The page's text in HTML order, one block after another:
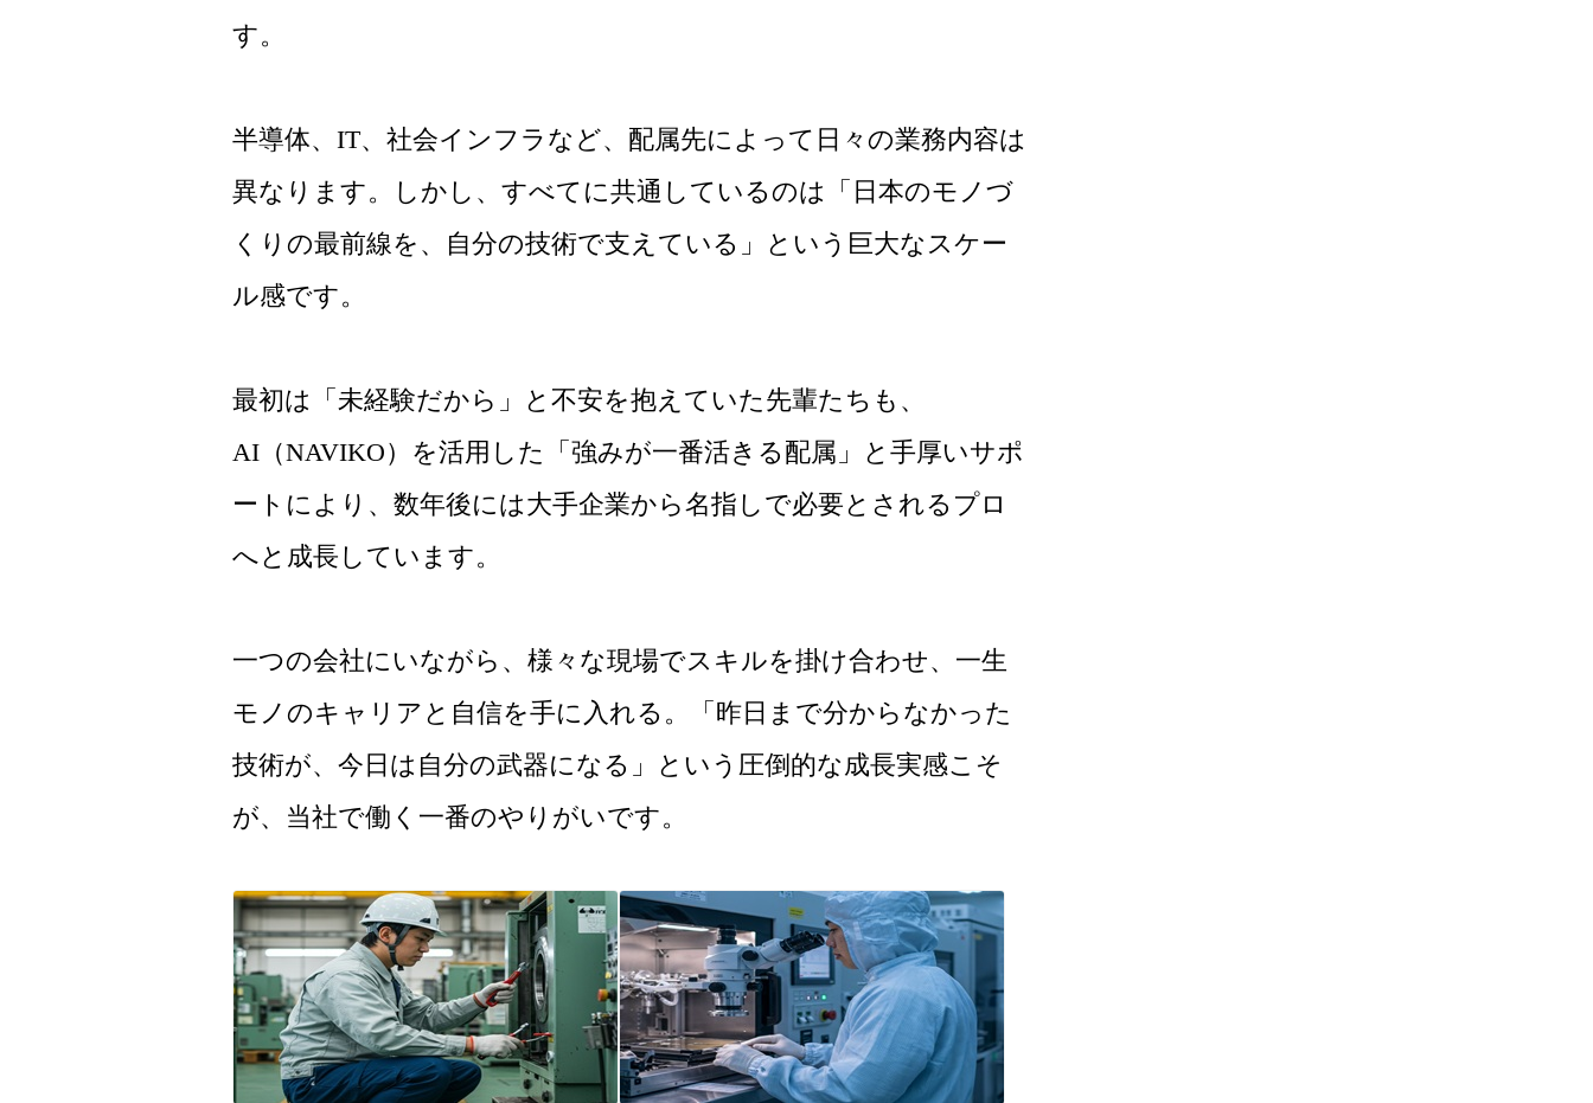
す。
半導体、IT、社会インフラなど、配属先によって日々の業務内容は
異なります。しかし、すべてに共通しているのは「日本のモノづ
くりの最前線を、自分の技術で支えている」という巨大なスケー
ル感です。
最初は「未経験だから」と不安を抱えていた先輩たちも、
AI（NAVIKO）を活用した「強みが一番活きる配属」と手厚いサポ
ートにより、数年後には大手企業から名指しで必要とされるプロ
へと成長しています。
一つの会社にいながら、様々な現場でスキルを掛け合わせ、一生
モノのキャリアと自信を手に入れる。「昨日まで分からなかった
技術が、今日は自分の武器になる」という圧倒的な成長実感こそ
が、当社で働く一番のやりがいです。